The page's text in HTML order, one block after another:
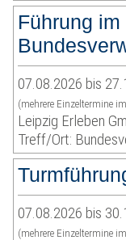
Führung im
07.08.2026 bis
(mehrere Einzeltermine
Leipzig Erleben
Treff/Ort:
07.08.2026 bis
(mehrere Einzeltermine